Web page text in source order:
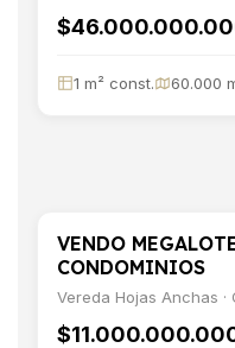
1 m² const. 60.000
VENTA
VENDO
CONDOMINIOS
Vereda Hojas Anchas ·